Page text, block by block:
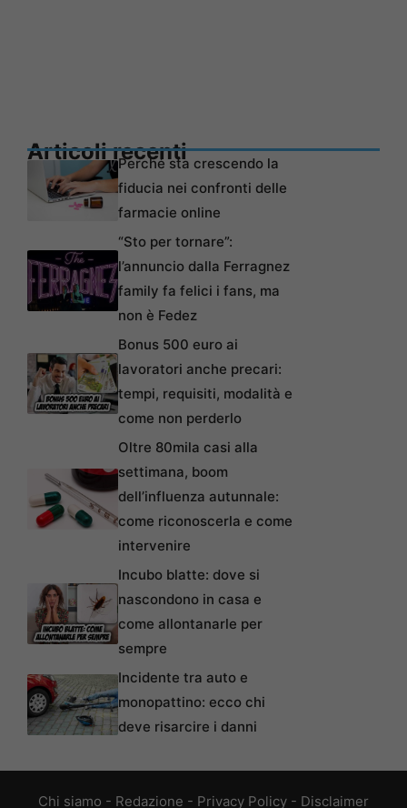
Articoli recentiPerché sta crescendo la
fiducia nei confronti delle
farmacie online
“Sto per tornare”:
l’annuncio dalla Ferragnez
family fa felici i fans, ma
non è Fedez
Bonus 500 euro ai
lavoratori anche precari:
tempi, requisiti, modalità e
come non perderlo
Oltre 80mila casi alla
settimana, boom
dell’influenza autunnale:
come riconoscerla e come
intervenire
Incubo blatte: dove si
nascondono in casa e
come allontanarle per
sempre
Incidente tra auto e
monopattino: ecco chi
deve risarcire i danni
Chi siamo - Redazione - Privacy Policy - Disclaimer